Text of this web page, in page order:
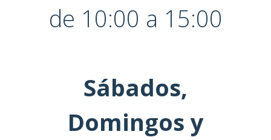
de 10:00 a 15:00
Sábados,
Domingos y